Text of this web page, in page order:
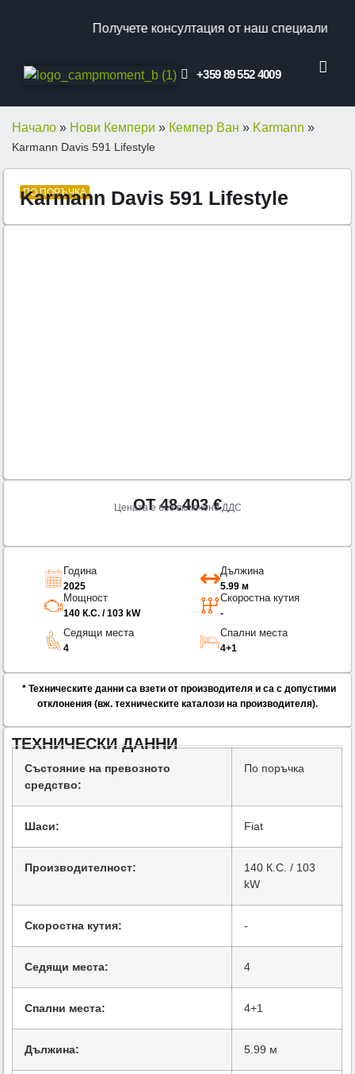
Получете консултация от наш специалист!
+359 89 552 4009
Начало » Нови Кемпери » Кемпер Ван » Karmann »
Karmann Davis 591 Lifestyle
ПО ПОРЪЧКА
Karmann Davis 591 Lifestyle
ОТ48.403€
Цената е без включено ДДС
Година
2025
Дължина
5.99 м
Мощност
140 К.С. / 103 kW
Скоростна кутия
-
Седящи места
4
Спални места
4+1
* Техническите данни са взети от производителя и са с допустими
отклонения (вж. техническите каталози на производителя).
ТЕХНИЧЕСКИ ДАННИ
Състояние на превозното
средство:
По поръчка
Шаси: Fiat
Производителност:
140 К.С. / 103
kW
Скоростна кутия: -
Седящи места: 4
Спални места: 4+1
Дължина: 5.99 м